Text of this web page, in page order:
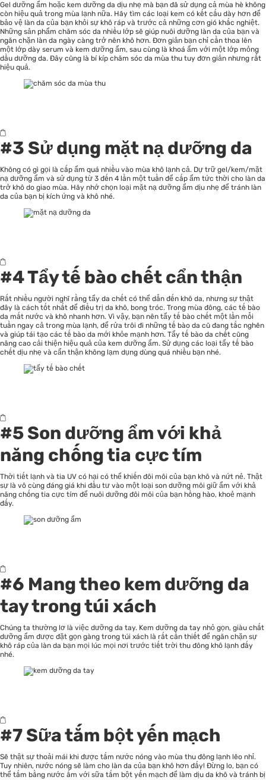
Gel dưỡng ẩm hoặc kem dưỡng da dịu nhẹ mà bạn đã sử dụng cả mùa hè không
còn hiệu quả trong mùa lạnh nữa. Hãy tìm các loại kem có kết cấu dày hơn để
bảo vệ làn da của bạn khỏi sự khô ráp và trước cả những cơn gió khắc nghiệt.
Những sản phẩm chăm sóc da nhiều lớp sẽ giúp nuôi dưỡng làn da của bạn và
ngăn chặn làn da ngày càng trở nên khô hơn. Đơn giản bạn chỉ cần thoa lên
một lớp dày serum và kem dưỡng ẩm, sau cùng là khoá ẩm với một lớp mỏng
dầu dưỡng da. Đây cũng là bí kíp chăm sóc da mùa thu tuy đơn giản nhưng rất
hiệu quả.
#3 Sử dụng mặt nạ dưỡng da
Không có gì gọi là cấp ẩm quá nhiều vào mùa khô lạnh cả. Dự trữ gel/kem/mặt
nạ dưỡng ẩm và sử dụng từ 3 đến 4 lần một tuần để cấp ẩm tức thời cho làn da
trở khô do giao mùa. Hãy nhớ chọn loại mặt nạ dưỡng ẩm dịu nhẹ để tránh làn
da của bạn bị kích ứng và khô nhé.
#4 Tẩy tế bào chết cẩn thận
Rất nhiều người nghĩ rằng tẩy da chết có thể dẫn đến khô da, nhưng sự thật
đây là cách tốt nhất để điều trị da khô, bong tróc. Trong mùa đông, các tế bào
da mất nước và khô nhanh hơn. Vì vậy, bạn nên tẩy tế bào chết một lần mỗi
tuần ngay cả trong mùa lạnh, để rửa trôi đi những tế bào da cũ đang tắc nghẽn
và giúp tái tạo các tế bào da mới khỏe mạnh hơn. Tẩy tế bào da chết cũng
nâng cao cải thiện hiệu quả của kem dưỡng ẩm. Sử dụng các loại tẩy tế bào
chết dịu nhẹ và cẩn thận không lạm dụng dùng quá nhiều bạn nhé.
#5 Son dưỡng ẩm với khả
năng chống tia cực tím
Thời tiết lạnh và tia UV có hại có thể khiến đôi môi của bạn khô và nứt nẻ. Thật
sự là vô cùng đáng giá khi đầu tư vào một loại son dưỡng môi giữ ẩm với khả
năng chống tia cực tím để nuôi dưỡng đôi môi của bạn hồng hào, khoẻ mạnh
đấy.
#6 Mang theo kem dưỡng da
tay trong túi xách
Chúng ta thường lơ là việc dưỡng da tay. Kem dưỡng da tay nhỏ gọn, giàu chất
dưỡng ẩm được đặt gọn gàng trong túi xách là rất cần thiết để ngăn chặn sự
khô ráp của làn da bạn mọi lúc mọi nơi trước tiết trời thu đông khô lạnh đấy
nhé.
#7 Sữa tắm bột yến mạch
Sẽ thật sự thoải mái khi được tắm nước nóng vào mùa thu đông lạnh lẽo nhỉ.
Tuy nhiên, nước nóng sẽ làm cho làn da của bạn khô hơn đấy! Đừng lo, bạn có
thể tắm bằng nước ấm với sữa tắm bột yến mạch để làm dịu da khô và tránh bị